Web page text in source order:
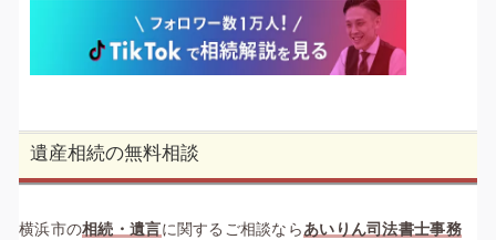
遺産相続の無料相談
横浜市の相続・遺言に関するご相談ならあいりん司法書士事務